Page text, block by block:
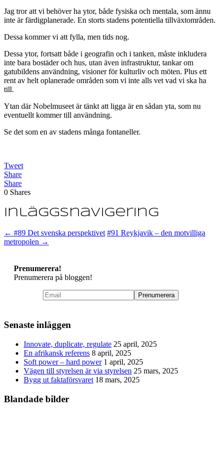
Jag tror att vi behöver ha ytor, både fysiska och mentala, som ännu
inte är färdigplanerade. En storts stadens potentiella tillväxtområden.
Dessa kommer vi att fylla, men tids nog.
Dessa ytor, fortsatt både i geografin och i tanken, måste inkludera
inte bara bostäder och hus, utan även infrastruktur, tankar om
gatubildens användning, visioner för kulturliv och möten. Plus ett
rent av helt oplanerade områden som vi inte alls vet vad vi ska ha
till.
Ytan där Nobelmuseet är tänkt att ligga är en sådan yta, som nu
eventuellt kommer till användning.
Se det som en av stadens många fontaneller.
Tweet
Share
Share
0 Shares
Inläggsnavigering
← #89 Det svenska perspektivet #91 Reykjavik – den motvilliga
metropolen →
Prenumerera!
Prenumerera på bloggen!
Senaste inläggen
Innovate, duplicate, regulate 25 april, 2025
En afrikansk referens 8 april, 2025
Soft power – hard power 1 april, 2025
Vägen till styrelsen är via styrelsen 25 mars, 2025
Bygg ut faktaförsvaret 18 mars, 2025
Blandade bilder